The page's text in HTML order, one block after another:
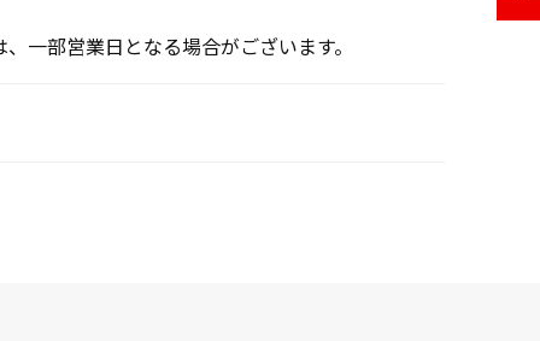
一部営業日となる場合がございます。